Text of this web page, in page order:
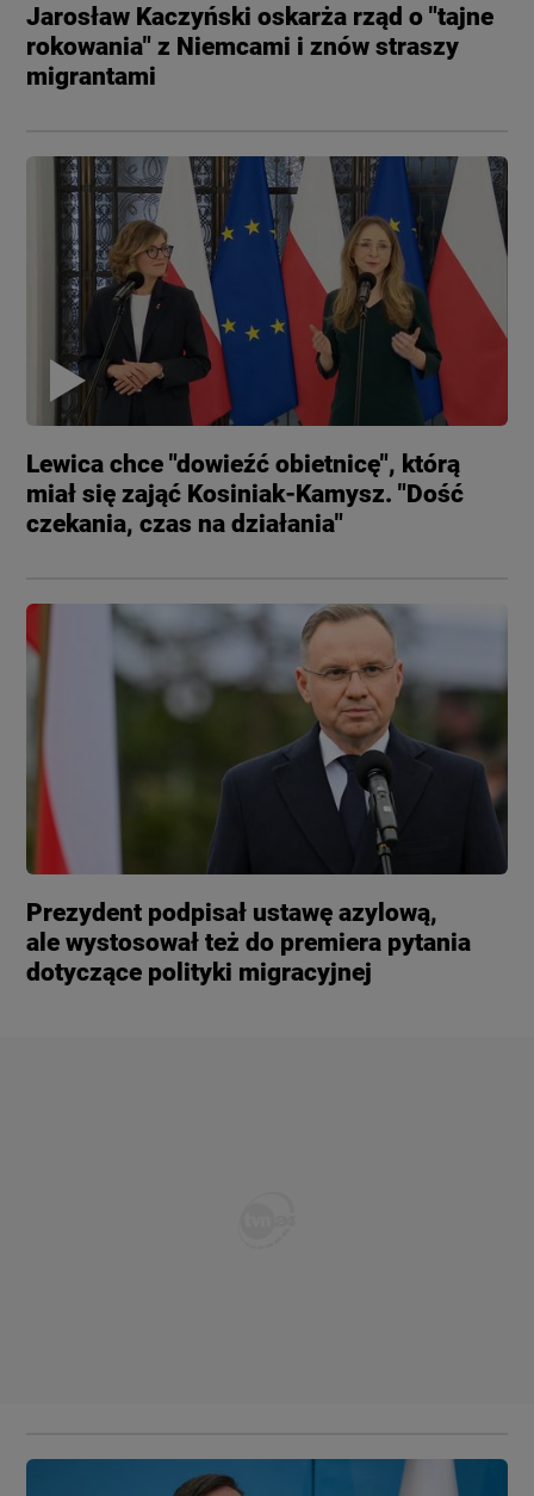
Jarosław Kaczyński oskarża rząd o "tajne
rokowania" z Niemcami i znów straszy
migrantami
Lewica chce "dowieźć obietnicę", którą
miał się zająć Kosiniak-Kamysz. "Dość
czekania, czas na działania"
Prezydent podpisał ustawę azylową,
ale wystosował też do premiera pytania
dotyczące polityki migracyjnej